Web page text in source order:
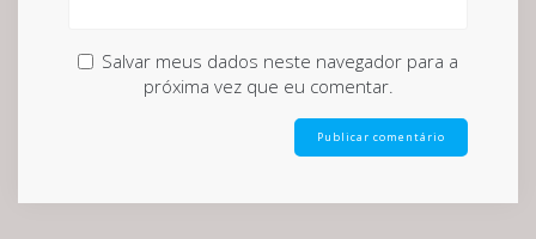
Salvar meus dados neste navegador para a
próxima vez que eu comentar.